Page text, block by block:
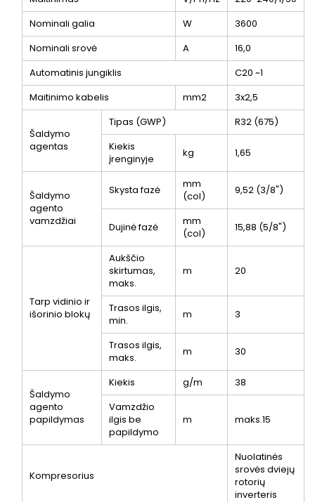
Nominali galia
W
3600
Nominali srovė
A
16,0
Automatinis jungiklis
C20 ~1
Maitinimo kabelis
mm2 3x2,5
Šaldymo
agentas
Tipas (GWP)
R32 (675)
Kiekis
įrenginyje
kg 1,65
Šaldymo
agento
vamzdžiai
Skysta fazė
mm
(col)
9,52 (3/8")
Dujinė fazė
mm
(col)
15,88 (5/8")
Tarp vidinio ir
išorinio blokų
Aukščio
skirtumas,
maks.
m 20
Trasos ilgis,
min.
m 3
Trasos ilgis,
maks.
m 30
Šaldymo
agento
papildymas
Kiekis g/m
38
Vamzdžio
ilgis be
papildymo
m maks.15
Kompresorius
Nuolatinės
srovės dviejų
rotorių
inverteris